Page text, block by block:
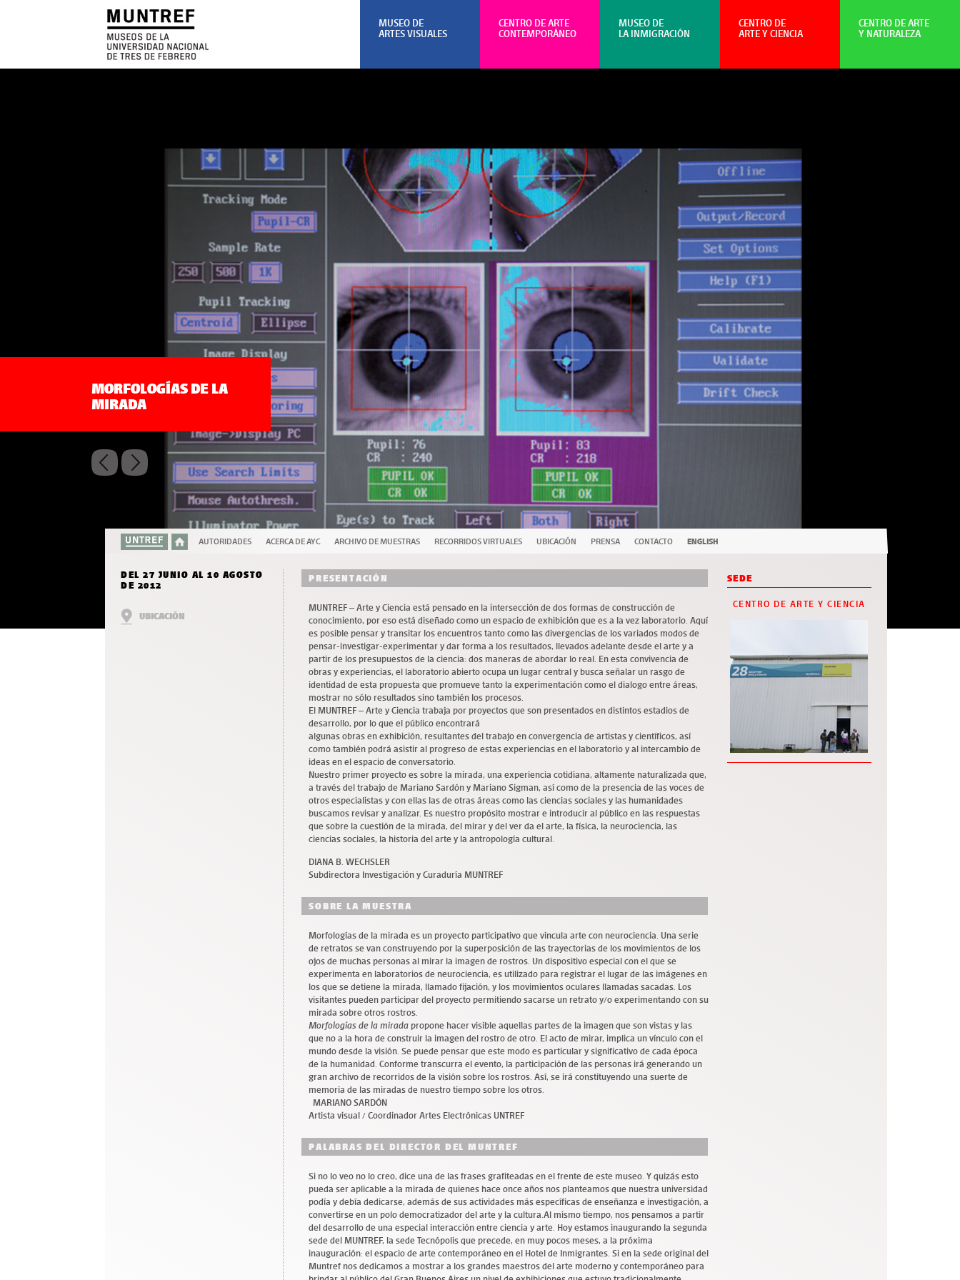
MORFOLOGÍAS DE LA
MIRADA
AUTORIDADES ACERCA DE AYC ARCHIVO DE MUESTRAS RECORRIDOS VIRTUALES UBICACIÓN PRENSA CONTACTO ENGLISH
DEL 27 JUNIO AL 10 AGOSTO
DE 2012
UBICACIÓN
PRESENTACIÓN
MUNTREF – Arte y Ciencia está pensado en la intersección de dos formas de construcción de
conocimiento, por eso está diseñado como un espacio de exhibición que es a la vez laboratorio. Aquí
es posible pensar y transitar los encuentros tanto como las divergencias de los variados modos de
pensar-investigar-experimentar y dar forma a los resultados, llevados adelante desde el arte y a
partir de los presupuestos de la ciencia: dos maneras de abordar lo real. En esta convivencia de
obras y experiencias, el laboratorio abierto ocupa un lugar central y busca señalar un rasgo de
identidad de esta propuesta que promueve tanto la experimentación como el dialogo entre áreas,
mostrar no sólo resultados sino también los procesos.
El MUNTREF – Arte y Ciencia trabaja por proyectos que son presentados en distintos estadios de
desarrollo, por lo que el público encontrará
algunas obras en exhibición, resultantes del trabajo en convergencia de artistas y científicos, así
como también podrá asistir al progreso de estas experiencias en el laboratorio y al intercambio de
ideas en el espacio de conversatorio.
Nuestro primer proyecto es sobre la mirada, una experiencia cotidiana, altamente naturalizada que,
a través del trabajo de Mariano Sardón y Mariano Sigman, así como de la presencia de las voces de
otros especialistas y con ellas las de otras áreas como las ciencias sociales y las humanidades
buscamos revisar y analizar. Es nuestro propósito mostrar e introducir al público en las respuestas
que sobre la cuestión de la mirada, del mirar y del ver da el arte, la física, la neurociencia, las
ciencias sociales, la historia del arte y la antropología cultural.
DIANA B. WECHSLER
Subdirectora Investigación y Curaduría MUNTREF
SOBRE LA MUESTRA
Morfologías de la mirada es un proyecto participativo que vincula arte con neurociencia. Una serie
de retratos se van construyendo por la superposición de las trayectorias de los movimientos de los
ojos de muchas personas al mirar la imagen de rostros. Un dispositivo especial con el que se
experimenta en laboratorios de neurociencia, es utilizado para registrar el lugar de las imágenes en
los que se detiene la mirada, llamado fijación, y los movimientos oculares llamadas sacadas. Los
visitantes pueden participar del proyecto permitiendo sacarse un retrato y/o experimentando con su
mirada sobre otros rostros.
Morfologías de la mirada propone hacer visible aquellas partes de la imagen que son vistas y las
que no a la hora de construir la imagen del rostro de otro. El acto de mirar, implica un vínculo con el
mundo desde la visión. Se puede pensar que este modo es particular y significativo de cada época
de la humanidad. Conforme transcurra el evento, la participación de las personas irá generando un
gran archivo de recorridos de la visión sobre los rostros. Así, se irá constituyendo una suerte de
memoria de las miradas de nuestro tiempo sobre los otros.
MARIANO SARDÓN
Artista visual / Coordinador Artes Electrónicas UNTREF
PALABRAS DEL DIRECTOR DEL MUNTREF
Si no lo veo no lo creo, dice una de las frases grafiteadas en el frente de este museo. Y quizás esto
pueda ser aplicable a la mirada de quienes hace once años nos planteamos que nuestra universidad
podía y debía dedicarse, además de sus actividades más específicas de enseñanza e investigación, a
convertirse en un polo democratizador del arte y la cultura.Al mismo tiempo, nos pensamos a partir
del desarrollo de una especial interacción entre ciencia y arte. Hoy estamos inaugurando la segunda
sede del MUNTREF, la sede Tecnópolis que precede, en muy pocos meses, a la próxima
inauguración: el espacio de arte contemporáneo en el Hotel de Inmigrantes. Si en la sede original del
Muntref nos dedicamos a mostrar a los grandes maestros del arte moderno y contemporáneo para
SEDE
CENTRO DE ARTE Y CIENCIA
CENTRO DE ARTE
Y NATURALEZA
CENTRO DE
ARTE Y CIENCIA
MUSEO DE
LA INMIGRACIÓN
CENTRO DE ARTE
CONTEMPORÁNEO
MUSEO DE
ARTES VISUALES